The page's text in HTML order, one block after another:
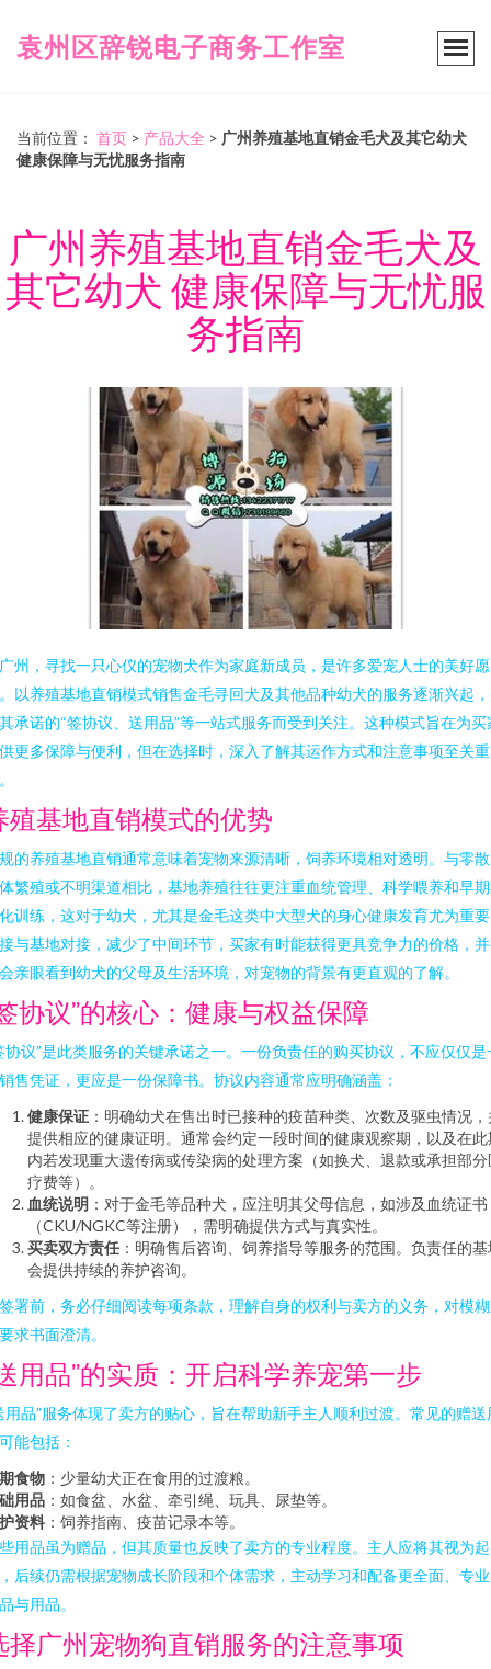
袁州区辞锐电子商务工作室
当前位置： 首页 > 产品大全 > 广州养殖基地直销金毛犬及其它幼犬
健康保障与无忧服务指南
广州养殖基地直销金毛犬及
其它幼犬 健康保障与无忧服
务指南
州，寻找一只心仪的宠物犬作为家庭新成员，是许多爱宠人士的美好愿
以养殖基地直销模式销售金毛寻回犬及其他品种幼犬的服务逐渐兴起
承诺的“签协议、送用品”等一站式服务而受到关注。这种模式旨在为买
更多保障与便利，但在选择时，深入了解其运作方式和注意事项至关重
殖基地直销模式的优势
的养殖基地直销通常意味着宠物来源清晰，饲养环境相对透明。与零
繁殖或不明渠道相比，基地养殖往往更注重血统管理、科学喂养和早
训练，这对于幼犬，尤其是金毛这类中大型犬的身心健康发育尤为重
与基地对接，减少了中间环节，买家有时能获得更具竞争力的价格，
亲眼看到幼犬的父母及生活环境，对宠物的背景有更直观的了解。
协议”的核心：健康与权益保障
协议”是此类服务的关键承诺之一。一份负责任的购买协议，不应仅仅是
售凭证，更应是一份保障书。协议内容通常应明确涵盖：
健康保证 ：明确幼犬在售出时已接种的疫苗种类、次数及驱虫情况，
提供相应的健康证明。通常会约定一段时间的健康观察期，以及在此
内若发现重大遗传病或传染病的处理方案（如换犬、退款或承担部分
疗费等）。
血统说明 ：对于金毛等品种犬，应注明其父母信息，如涉及血统证书
（CKU/NGKC等注册），需明确提供方式与真实性。
买卖双方责任 ：明确售后咨询、饲养指导等服务的范围。负责任的基
会提供持续的养护咨询。
署前，务必仔细阅读每项条款，理解自身的权利与卖方的义务，对模
求书面澄清。
用品”的实质：开启科学养宠第一步
用品”服务体现了卖方的贴心，旨在帮助新手主人顺利过渡。常见的赠送
能包括：
食物 ：少量幼犬正在食用的过渡粮。
用品 ：如食盆、水盆、牵引绳、玩具、尿垫等。
资料 ：饲养指南、疫苗记录本等。
用品虽为赠品，但其质量也反映了卖方的专业程度。主人应将其视为起
后续仍需根据宠物成长阶段和个体需求，主动学习和配备更全面、专
与用品。
择广州宠物狗直销服务的注意事项